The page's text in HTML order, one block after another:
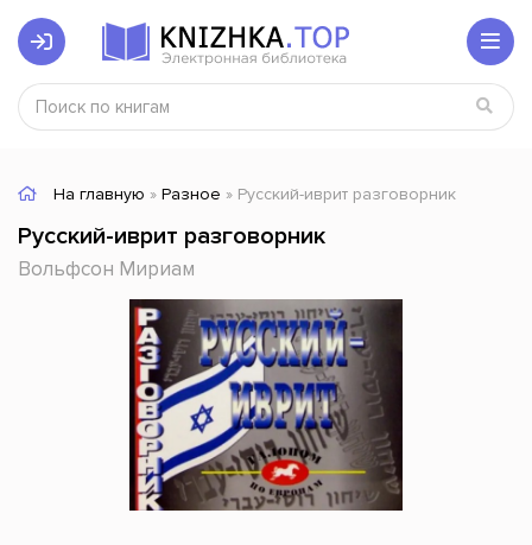
На главную » Разное » Русский-иврит разговорник
Русский-иврит разговорник
Вольфсон Мириам